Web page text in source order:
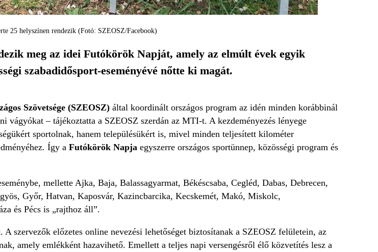
25 helyszínen rendezik (Fotó: SZEOSZ/Facebook)
meg az idei Futókörök Napját, amely az elmúlt évek egyik
szabadidősport-eseményévé nőtte ki magát.
Szövetsége (SZEOSZ)által koordinált országos program az idén minden korábbinál
vágyókat – tájékoztatta a SZEOSZ szerdán az MTI-t. A kezdeményezés lényege
sportolnak, hanem településükért is, mivel minden teljesített kilométer
Így a Futókörök Napja egyszerre országos sportünnep, közösségi program és
mellette Ajka, Baja, Balassagyarmat, Békéscsaba, Cegléd, Dabas, Debrecen,
Győr, Hatvan, Kaposvár, Kazincbarcika, Kecskemét, Makó, Miskolc,
és Pécs is „rajthoz áll”.
szervezők előzetes online nevezési lehetőséget biztosítanak a SZEOSZ felületein, az
amely emlékként hazavihető. Emellett a teljes napi versengésről élő közvetítés lesz a